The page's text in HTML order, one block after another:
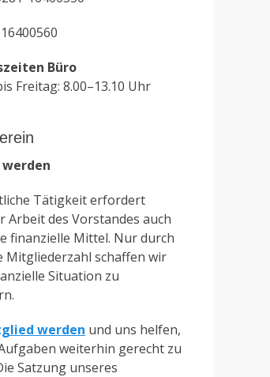
Büro
Freitag: 8.00–13.10 Uhr
Tätigkeit erfordert
Arbeit des Vorstandes auch
finanzielle Mittel. Nur durch
Mitgliederzahl schaffen wir
Situation zu
werden und uns helfen,
weiterhin gerecht zu
Satzung unseres